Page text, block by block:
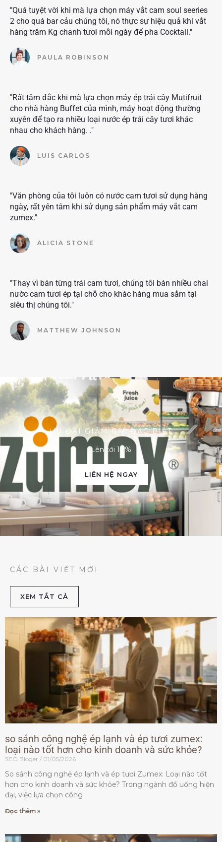
"Quá tuyệt vời khi mà lựa chọn máy vắt cam soul seeries
2 cho quá bar cảu chúng tôi, nó thực sự hiệu quả khi vắt
hàng trăm Kg chanh tươi mỗi ngày để pha Cocktail."
PAULA ROBINSON
"Rất tâm đắc khi mà lựa chọn máy ép trái cây Mutifruit
cho nhà hàng Buffet của mình, máy hoạt động thường
xuyên để tạo ra nhiều loại nước ép trái cây tươi khác
nhau cho khách hàng. ."
LUIS CARLOS
"Văn phòng của tôi luôn có nước cam tươi sử dụng hàng
ngày, rất yên tâm khi sử dụng sản phẩm máy vắt cam
zumex."
ALICIA STONE
"Thay vì bán từng trái cam tươi, chúng tôi bán nhiều chai
nước cam tươi ép tại chỗ cho khác hàng mua sắm tại
siêu thị chúng tôi."
MATTHEW JOHNSON
ƯU ĐÃI GIẢM GIÁ ĐẶC BIỆT
Lên tới 10%
LIÊN HỆ NGAY
CÁC BÀI VIẾT MỚI
XEM TẮT CẢ
so sánh công nghệ ép lạnh và ép tươi zumex:
loại nào tốt hơn cho kinh doanh và sức khỏe?
SEO Bloger 01/05/2026
So sánh công nghệ ép lạnh và ép tươi Zumex: Loại nào tốt
hơn cho kinh doanh và sức khỏe? Trong ngành đồ uống hiện
đại, việc lựa chọn công
Đọc thêm »